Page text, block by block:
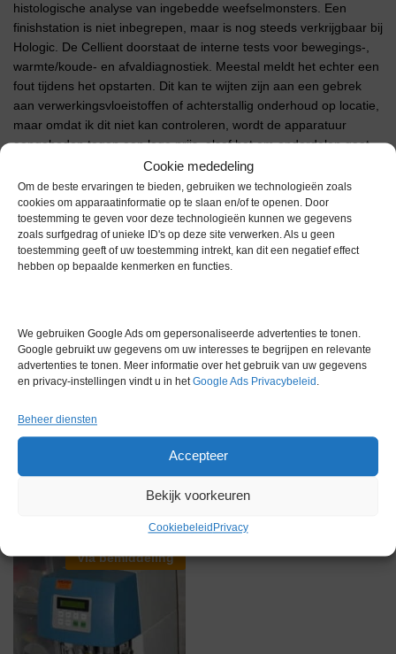
Cookie mededeling
Om de beste ervaringen te bieden, gebruiken we technologieën zoals
cookies om apparaatinformatie op te slaan en/of te openen. Door
toestemming te geven voor deze technologieën kunnen we gegevens
zoals surfgedrag of unieke ID's op deze site verwerken. Als u geen
toestemming geeft of uw toestemming intrekt, kan dit een negatief effect
hebben op bepaalde kenmerken en functies.
We gebruiken Google Ads om gepersonaliseerde advertenties te tonen.
Google gebruikt uw gegevens om uw interesses te begrijpen en relevante
advertenties te tonen. Meer informatie over het gebruik van uw gegevens
en privacy-instellingen vindt u in hetGoogle Ads Privacybeleid .
Beheer diensten
Accepteer
Bekijk voorkeuren
Cookiebeleid Privacy
histologische analyse van ingebedde weefselmonsters. Een
finishstation is niet inbegrepen, maar is nog steeds verkrijgbaar bij
Hologic. De Cellient doorstaat de interne tests voor bewegings-,
warmte/koude- en afvaldiagnostiek. Meestal meldt het echter een
fout tijdens het opstarten. Dit kan te wijten zijn aan een gebrek
aan verwerkingsvloeistoffen of achterstallig onderhoud op locatie,
maar omdat ik dit niet kan controleren, wordt de apparatuur
aangeboden tegen een lage prijs, alsof het om onderdelen gaat.
Extra informatie
Gewicht 0,0 kg
Merk Overige merken
Gerelateerde producten
Via bemiddeling